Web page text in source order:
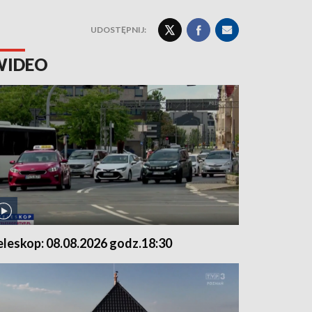
UDOSTĘPNIJ:
08.08.2026 godz.18:30